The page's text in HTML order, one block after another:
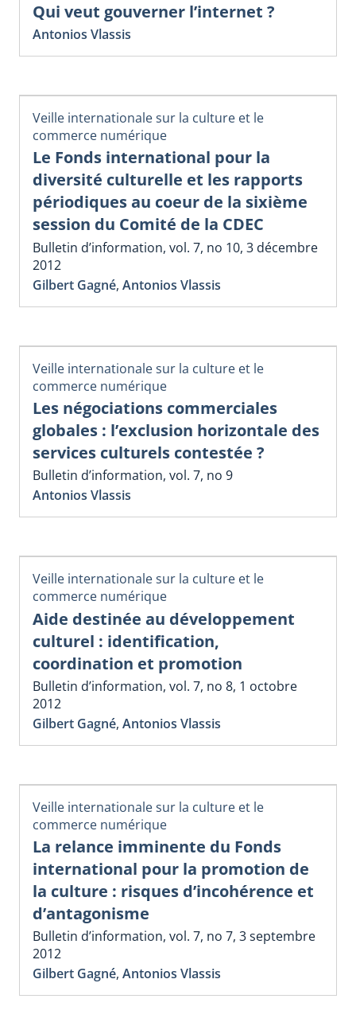
Qui veut gouverner l’internet ?
Antonios Vlassis
Veille internationale sur la culture et le
commerce numérique
Le Fonds international pour la
diversité culturelle et les rapports
périodiques au coeur de la sixième
session du Comité de la CDEC
Bulletin d’information, vol. 7, no 10, 3 décembre
2012
Gilbert Gagné, Antonios Vlassis
Veille internationale sur la culture et le
commerce numérique
Les négociations commerciales
globales : l’exclusion horizontale des
services culturels contestée ?
Bulletin d’information, vol. 7, no 9
Antonios Vlassis
Veille internationale sur la culture et le
commerce numérique
Aide destinée au développement
culturel : identification,
coordination et promotion
Bulletin d’information, vol. 7, no 8, 1 octobre
2012
Gilbert Gagné, Antonios Vlassis
Veille internationale sur la culture et le
commerce numérique
La relance imminente du Fonds
international pour la promotion de
la culture : risques d’incohérence et
d’antagonisme
Bulletin d’information, vol. 7, no 7, 3 septembre
2012
Gilbert Gagné, Antonios Vlassis